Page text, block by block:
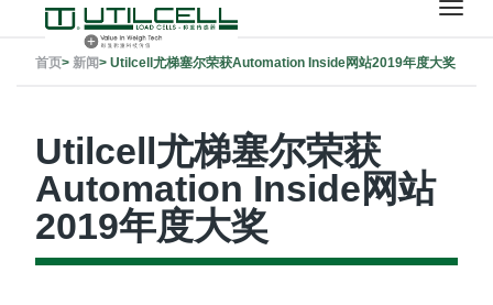
首页> 新闻> Utilcell尤梯塞尔荣获Automation Inside网站2019年度大奖
Utilcell尤梯塞尔荣获
Automation Inside网站
2019年度大奖